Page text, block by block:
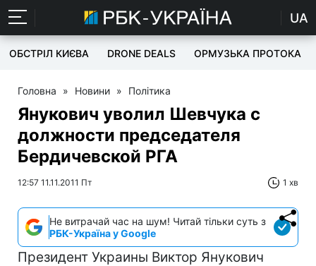
UA
ОБСТРІЛ КИЄВА DRONE DEALS ОРМУЗЬКА ПРОТОКА
Головна » Новини » Політика
Янукович уволил Шевчука с
должности председателя
Бердичевской РГА
12:57 11.11.2011 Пт 1 хв
Не витрачай час на шум! Читай тільки суть з
РБК-Україна у Google
Президент Украины Виктор Янукович